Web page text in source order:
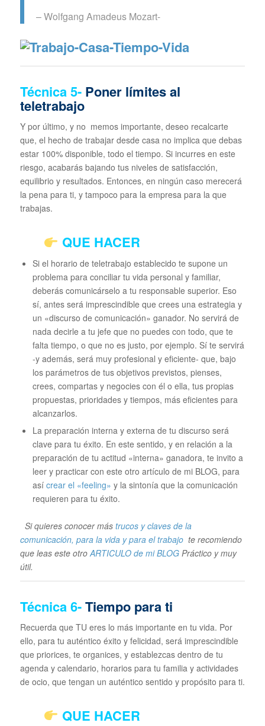
– Wolfgang Amadeus Mozart-
Técnica5-Poner límites al
teletrabajo
Y por último, y no memos importante, deseo recalcarte
que, el hecho de trabajar desde casa no implica que debas
estar 100% disponible, todo el tiempo. Si incurres en este
riesgo, acabarás bajando tus niveles de satisfacción,
equilibrio y resultados. Entonces, en ningún caso merecerá
la pena para ti, y tampoco para la empresa para la que
trabajas.
QUE HACER
Si el horario de teletrabajo establecido te supone un
problema para conciliar tu vida personal y familiar,
deberás comunicárselo a tu responsable superior. Eso
sí, antes será imprescindible que crees una estrategia y
un «discurso de comunicación» ganador. No servirá de
nada decirle a tu jefe que no puedes con todo, que te
falta tiempo, o que no es justo, por ejemplo. Sí te servirá
-y además, será muy profesional y eficiente- que, bajo
los parámetros de tus objetivos previstos, pienses,
crees, compartas y negocies con él o ella, tus propias
propuestas, prioridades y tiempos, más eficientes para
alcanzarlos.
La preparación interna y externa de tu discurso será
clave para tu éxito. En este sentido, y en relación a la
preparación de tu actitud «interna» ganadora, te invito a
leer y practicar con este otro artículo de mi BLOG, para
asícrear el «feeling» y la sintonía que la comunicación
requieren para tu éxito.
Si quieres conocer más trucos y claves de la
comunicación, para la vida y para el trabajote recomiendo
que leas este otroARTICULO de mi BLOGPráctico y muy
útil.
Técnica6-Tiempo para ti
Recuerda que TU eres lo más importante en tu vida. Por
ello, para tu auténtico éxito y felicidad, será imprescindible
que priorices, te organices, y establezcas dentro de tu
agenda y calendario, horarios para tu familia y actividades
de ocio, que tengan un auténtico sentido y propósito para ti.
QUE HACER